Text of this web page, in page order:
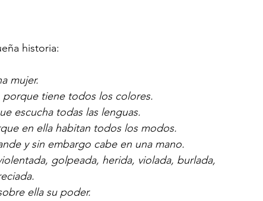
historia:
mujer.
tiene todos los colores.
escucha todas las lenguas.
en ella habitan todos los modos.
y sin embargo cabe en una mano.
golpeada, herida, violada, burlada,
ella su poder.